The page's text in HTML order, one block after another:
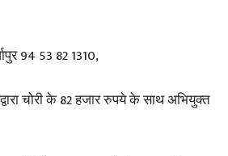
94 53 82 1310,
चोरी के 82 हजार रुपये के साथ अभियुक्त